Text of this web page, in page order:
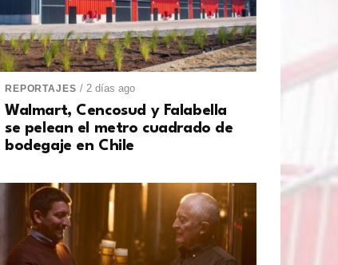
REPORTAJES / 2 días ago
Walmart, Cencosud y Falabella
se pelean el metro cuadrado de
bodegaje en Chile